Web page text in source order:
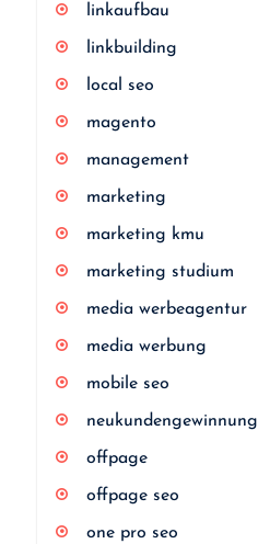
linkaufbau
linkbuilding
local seo
magento
management
marketing
marketing kmu
marketing studium
media werbeagentur
media werbung
mobile seo
neukundengewinnung
offpage
offpage seo
one pro seo